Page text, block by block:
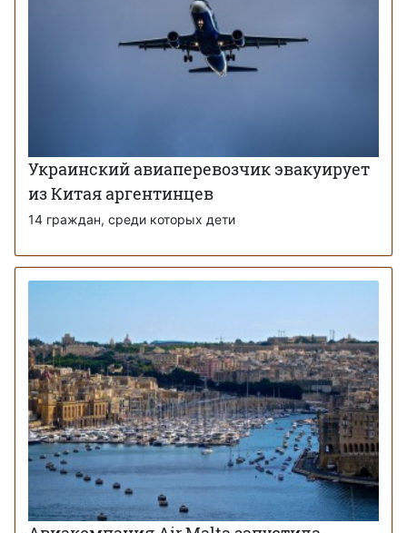
Украинский авиаперевозчик эвакуирует
из Китая аргентинцев
14 граждан, среди которых дети